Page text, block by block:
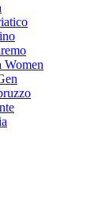
Women